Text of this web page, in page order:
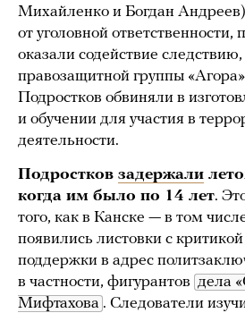
Михайленко и Богдан
от уголовной ответственности,
оказали содействие
правозащитной группы
Подростков обвиняли в
и обучении для участия в
деятельности.
Подростков задержали
когда им было по 14 лет.
того, как в Канске — в том
появились листовки с
поддержки в адрес
в частности, фигурантов дела
Мифтахова . Следователи